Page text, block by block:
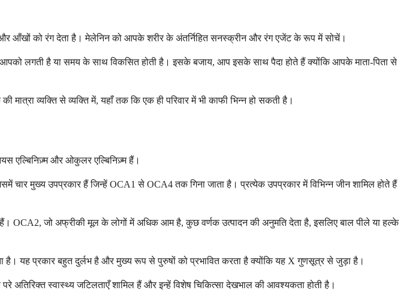
और आँखों को रंग देता है। मेलेनिन को आपके शरीर के अंतर्निहित सनस्क्रीन और रंग एजेंट के रूप में सोचें।
आपको लगती है या समय के साथ विकसित होती है। इसके बजाय, आप इसके साथ पैदा होते हैं क्योंकि आपके माता-पिता से
व्यक्ति से व्यक्ति में, यहाँ तक कि एक ही परिवार में भी काफी भिन्न हो सकती है।
एल्बिनिज़्म और ओकुलर एल्बिनिज़्म हैं।
मुख्य उपप्रकार हैं जिन्हें OCA1 से OCA4 तक गिना जाता है। प्रत्येक उपप्रकार में विभिन्न जीन शामिल होते हैं
OCA2, जो अफ्रीकी मूल के लोगों में अधिक आम है, कुछ वर्णक उत्पादन की अनुमति देता है, इसलिए बाल पीले या हल्के
यह प्रकार बहुत दुर्लभ है और मुख्य रूप से पुरुषों को प्रभावित करता है क्योंकि यह X गुणसूत्र से जुड़ा है।
अतिरिक्त स्वास्थ्य जटिलताएँ शामिल हैं और इन्हें विशेष चिकित्सा देखभाल की आवश्यकता होती है।